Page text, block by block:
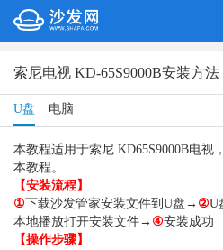
索尼电视 KD-65S9000B安装方法
U盘 电脑
本教程适用于索尼 KD65S9000B电视
本教程。
【安装流程】
①下载沙发管家安装文件到U盘→ ②U
本地播放打开安装文件→ ④安装成功
【操作步骤】